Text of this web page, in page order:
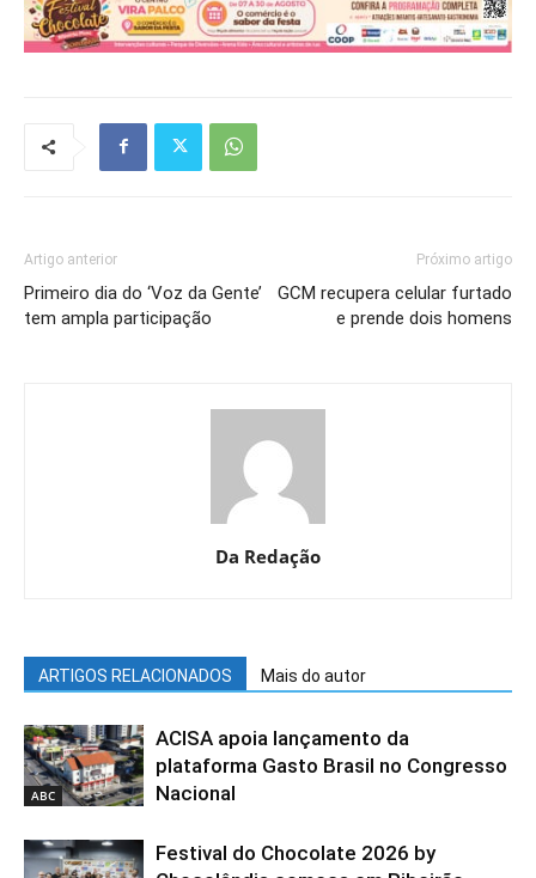
Artigo anterior
Primeiro dia do ‘Voz da Gente’
tem ampla participação
Próximo artigo
GCM recupera celular furtado
e prende dois homens
Da Redação
ARTIGOS RELACIONADOS Mais do autor
ABC
ACISA apoia lançamento da
plataforma Gasto Brasil no Congresso
Nacional
Festival do Chocolate 2026 by